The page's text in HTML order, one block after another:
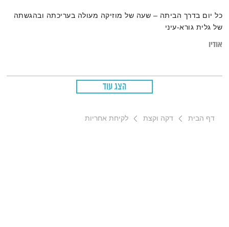
כל יום בדרך הביתה – שעה של מוזיקה מעולה בעריכתה ובהגשתה
של גלית גורא-עיני
אודיו
הצג עוד
דף הבית דקה וקצת לקיחת אחריות